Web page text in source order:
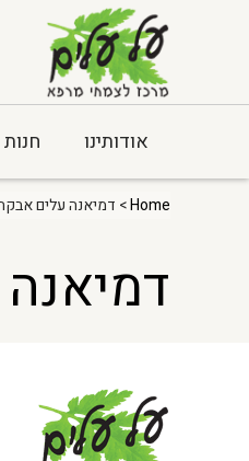
אודותינו חנות
Home> דמיאנה עלים